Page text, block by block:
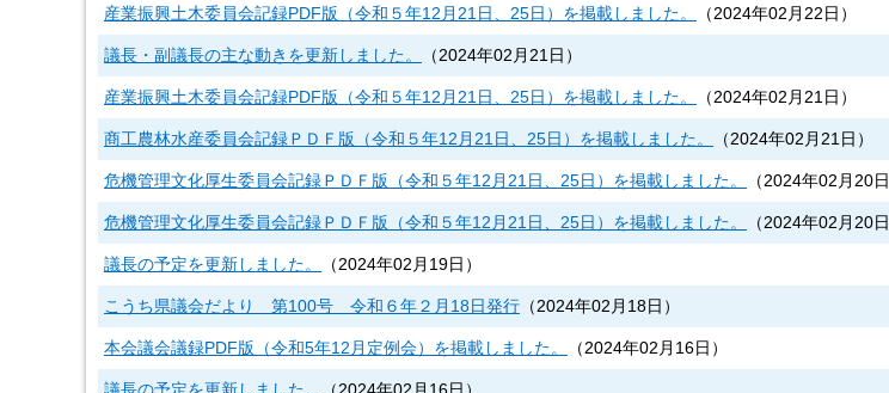
産業振興土木委員会記録PDF版（令和５年12月21日、25日）を掲載しました。 （2024年02月22日 ）
議長・副議長の主な動きを更新しました。 （2024年02月21日 ）
産業振興土木委員会記録PDF版（令和５年12月21日、25日）を掲載しました。 （2024年02月21日 ）
商工農林水産委員会記録ＰＤＦ版（令和５年12月21日、25日）を掲載しました。 （2024年02月21日 ）
危機管理文化厚生委員会記録ＰＤＦ版（令和５年12月21日、25日）を掲載しました。 （2024年02月20日
危機管理文化厚生委員会記録ＰＤＦ版（令和５年12月21日、25日）を掲載しました。 （2024年02月20日
議長の予定を更新しました。 （2024年02月19日 ）
こうち県議会だより 第100号 令和６年２月18日発行 （2024年02月18日 ）
本会議会議録PDF版（令和5年12月定例会）を掲載しました。 （2024年02月16日 ）